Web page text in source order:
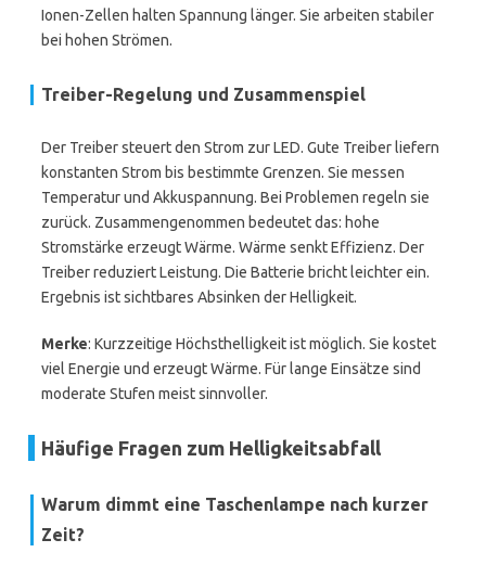
Ionen-Zellen halten Spannung länger. Sie arbeiten stabiler
bei hohen Strömen.
Treiber-Regelung und Zusammenspiel
Der Treiber steuert den Strom zur LED. Gute Treiber liefern
konstanten Strom bis bestimmte Grenzen. Sie messen
Temperatur und Akkuspannung. Bei Problemen regeln sie
zurück. Zusammengenommen bedeutet das: hohe
Stromstärke erzeugt Wärme. Wärme senkt Effizienz. Der
Treiber reduziert Leistung. Die Batterie bricht leichter ein.
Ergebnis ist sichtbares Absinken der Helligkeit.
Merke: Kurzzeitige Höchsthelligkeit ist möglich. Sie kostet
viel Energie und erzeugt Wärme. Für lange Einsätze sind
moderate Stufen meist sinnvoller.
Häufige Fragen zum Helligkeitsabfall
Warum dimmt eine Taschenlampe nach kurzer
Zeit?